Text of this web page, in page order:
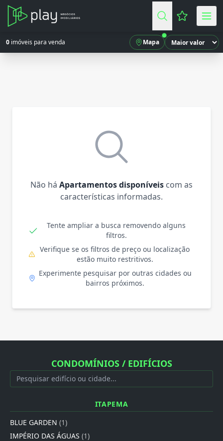
Favoritos
0 imóveis para venda Mapa
Não há Apartamentos disponíveis com as
características informadas.
Tente ampliar a busca removendo alguns
filtros.
Verifique se os filtros de preço ou localização
estão muito restritivos.
Experimente pesquisar por outras cidades ou
bairros próximos.
CONDOMÍNIOS / EDIFÍCIOS
ITAPEMA
BLUE GARDEN (1)
IMPÉRIO DAS ÁGUAS (1)